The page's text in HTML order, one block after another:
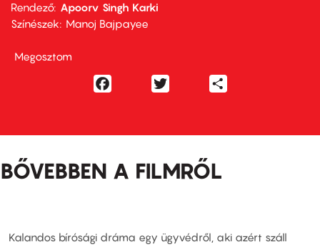
Rendező Apoorv Singh Karki
Színészek
Manoj Bajpayee
Megosztom
Facebook
BŐVEBBEN A FILMRŐL
Kalandos bírósági dráma egy ügyvédről, aki azért száll